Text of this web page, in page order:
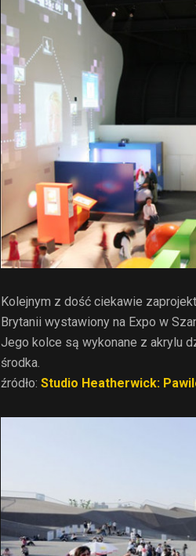
Kolejnym z dość ciekawie
Brytanii wystawiony na Expo w
Jego kolce są wykonane z akrylu
środka.
źródło: Studio Heatherwick: